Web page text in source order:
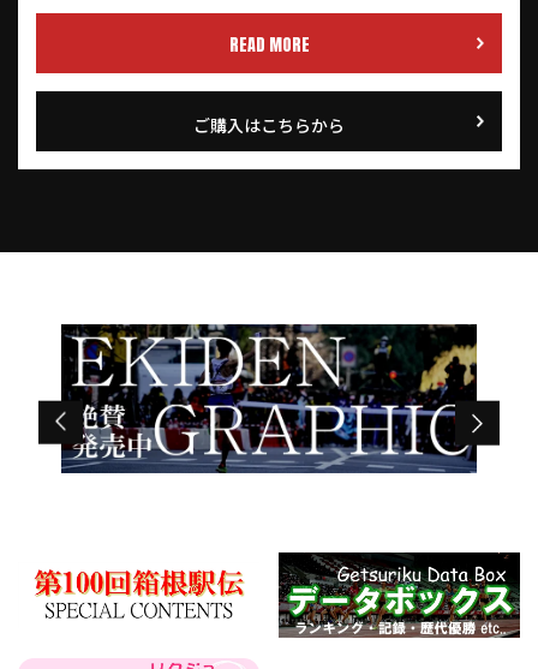
READ MORE
ご購入はこちらから